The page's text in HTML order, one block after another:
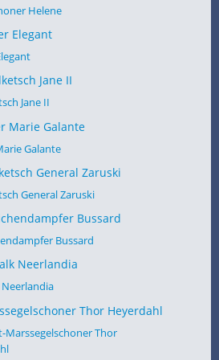
Helene
Jane II
Galante
General Zaruski
Bussard
Marssegelschoner Thor